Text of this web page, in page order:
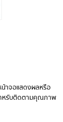
น้าจอแสดงผลหรือ
ำหรับติดตามคุณภาพ